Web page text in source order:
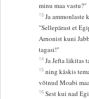
minu maa vastu?"
13 Ja ammonlaste
"Sellepärast et
Arnonist kuni
tagasi!"
14 Ja Jefta läkitas
15 ning käskis
võtnud Moabi
16 Sest kui nad